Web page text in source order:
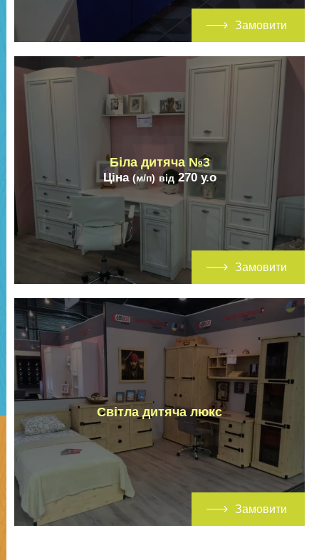
Замовити
Біла дитяча №3
Ціна (м/п) від270 у.о
Замовити
Світла дитяча люкс
Замовити